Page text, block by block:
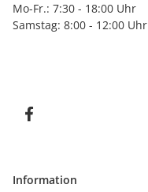
Mo-Fr.: 7:30 - 18:00 Uhr
Samstag: 8:00 - 12:00 Uhr
Information